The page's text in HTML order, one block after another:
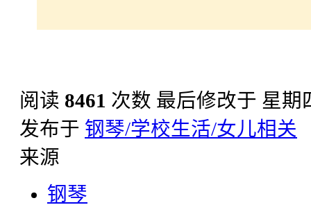
阅读 8461 次数 最后修改于 星期
发布于 钢琴/学校生活/女儿相关
来源
钢琴